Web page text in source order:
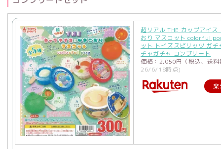
超リアル THE カップアイス
おり マスコット colorful
ット トイズスピリッツ ガチ
チャガチャ コンプリート
価格：2,050円（税込、送
26/6/18時点)
楽